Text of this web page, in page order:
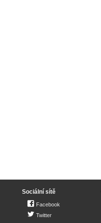
Sociální sítě
Facebook
Twitter